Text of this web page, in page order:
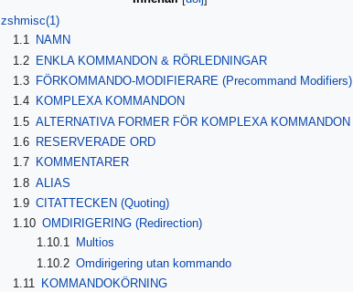
zshmisc(1)
1.1
NAMN
1.2
ENKLA KOMMANDON & RÖRLEDNINGAR
1.3
FÖRKOMMANDO‑MODIFIERARE (Precommand Modifiers)
1.4
KOMPLEXA KOMMANDON
1.5 ALTERNATIVA FORMER FÖR KOMPLEXA KOMMANDON
1.6
RESERVERADE ORD
1.7
KOMMENTARER
1.8 ALIAS
1.9 CITATTECKEN (Quoting)
1.10 OMDIRIGERING (Redirection)
1.10.1 Multios
1.10.2 Omdirigering utan kommando
1.11
KOMMANDOKÖRNING